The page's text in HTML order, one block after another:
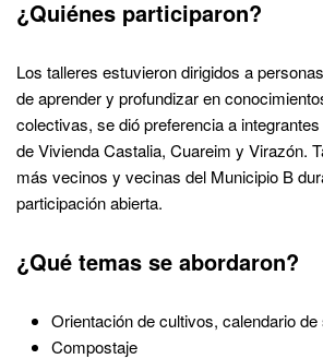
¿Quiénes participaron?
Los talleres estuvieron dirigidos a
de aprender y profundizar en
colectivas, se dió preferencia a
de Vivienda Castalia, Cuareim y Virazón.
más vecinos y vecinas del Municipio B
participación abierta.
¿Qué temas se abordaron?
Orientación de cultivos, calendario
Compostaje